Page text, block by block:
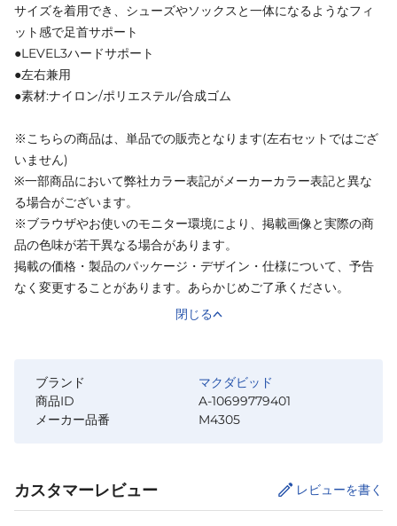
サイズを着用でき、シューズやソックスと一体になるようなフィ
ット感で足首サポート
●LEVEL3ハードサポート
●左右兼用
●素材:ナイロン/ポリエステル/合成ゴム
※こちらの商品は、単品での販売となります(左右セットではござ
いません)
※一部商品において弊社カラー表記がメーカーカラー表記と異な
る場合がございます。
※ブラウザやお使いのモニター環境により、掲載画像と実際の商
品の色味が若干異なる場合があります。
掲載の価格・製品のパッケージ・デザイン・仕様について、予告
なく変更することがあります。あらかじめご了承ください。
閉じる
ブランド
マクダビッド
商品ID
A-10699779401
メーカー品番
M4305
カスタマーレビュー レビューを書く